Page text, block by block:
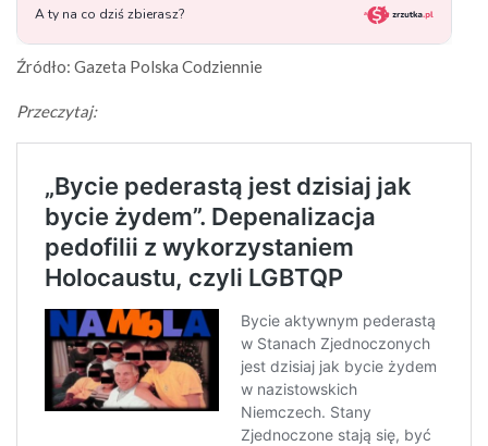
Źródło: Gazeta Polska Codziennie
Przeczytaj: